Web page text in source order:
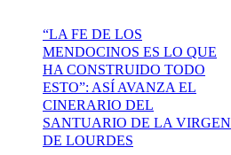
“LA FE DE LOS
MENDOCINOS ES LO QUE
HA CONSTRUIDO TODO
ESTO”: ASÍ AVANZA EL
CINERARIO DEL
SANTUARIO DE LA VIRGEN
DE LOURDES